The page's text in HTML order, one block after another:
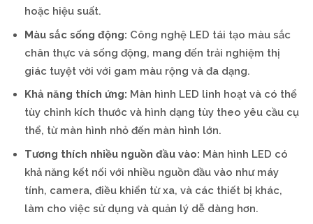
hoặc hiệu suất.
Màu sắc sống động: Công nghệ LED tái tạo màu sắc
chân thực và sống động, mang đến trải nghiệm thị
giác tuyệt vời với gam màu rộng và đa dạng.
Khả năng thích ứng: Màn hình LED linh hoạt và có thể
tùy chỉnh kích thước và hình dạng tùy theo yêu cầu cụ
thể, từ màn hình nhỏ đến màn hình lớn.
Tương thích nhiều nguồn đầu vào: Màn hình LED có
khả năng kết nối với nhiều nguồn đầu vào như máy
tính, camera, điều khiển từ xa, và các thiết bị khác,
làm cho việc sử dụng và quản lý dễ dàng hơn.